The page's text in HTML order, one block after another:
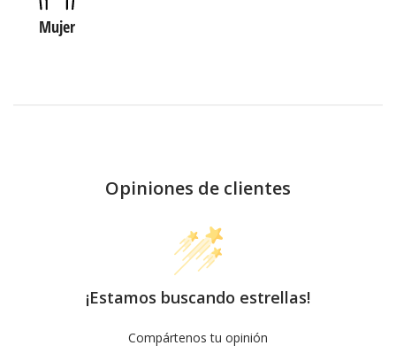
Mujer
Opiniones de clientes
¡Estamos buscando estrellas!
Compártenos tu opinión